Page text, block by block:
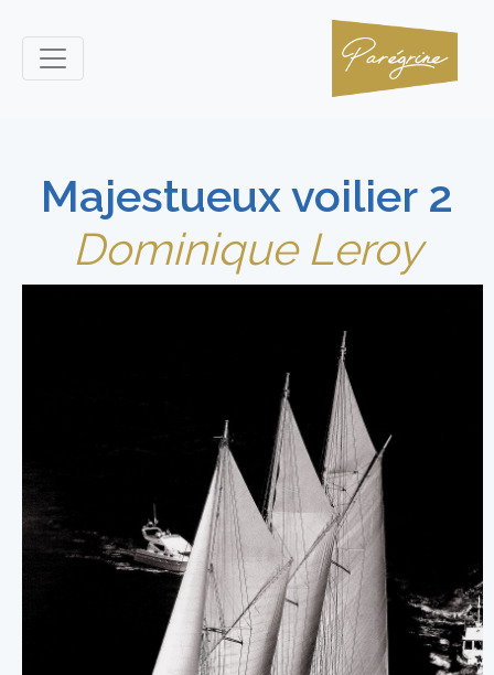
Majestueux voilier 2
Dominique Leroy